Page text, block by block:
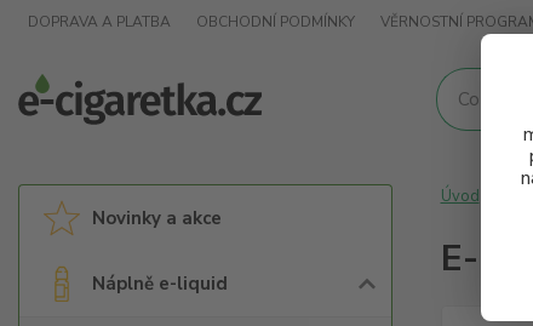
DOPRAVA A PLATBA OBCHODNÍ PODMÍNKY VĚRNOSTNÍ
Novinky a akce
Náplně e-liquid
Úvod
E-